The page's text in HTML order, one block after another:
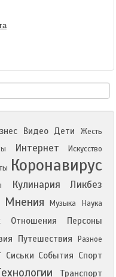
Видео Дети
Жесть
Интернет Искусство
Коронавирус
Кулинария Ликбез
Мнения Музыка Наука
Отношения Персоны
Путешествия
Разное
Сиськи События Спорт
Транспорт